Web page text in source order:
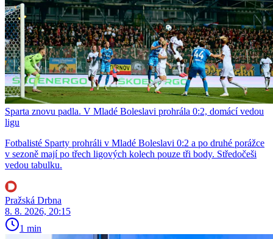
Sparta znovu padla. V Mladé Boleslavi prohrála 0:2, domácí vedou
ligu
Fotbalisté Sparty prohráli v Mladé Boleslavi 0:2 a po druhé porážce
v sezoně mají po třech ligových kolech pouze tři body. Středočeši
vedou tabulku.
Pražská Drbna
8. 8. 2026, 20:15
1 min